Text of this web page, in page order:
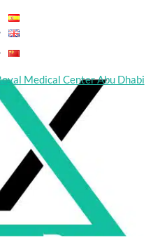
Medical Center Abu Dhabi